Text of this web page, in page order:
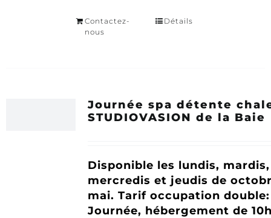
Contactez-
nous
Détails
Journée spa détente
STUDIOVASION de la Baie
Disponible les lundis, mardis,
mercredis et jeudis de
mai. Tarif occupation double:
Journée, hébergement de